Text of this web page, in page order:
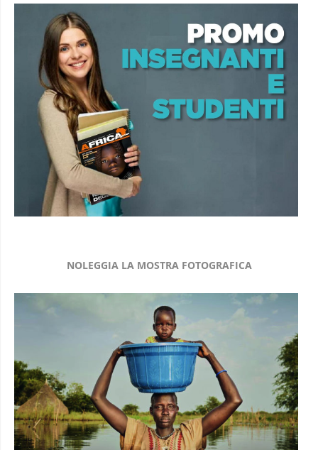
NOLEGGIA LA MOSTRA FOTOGRAFICA